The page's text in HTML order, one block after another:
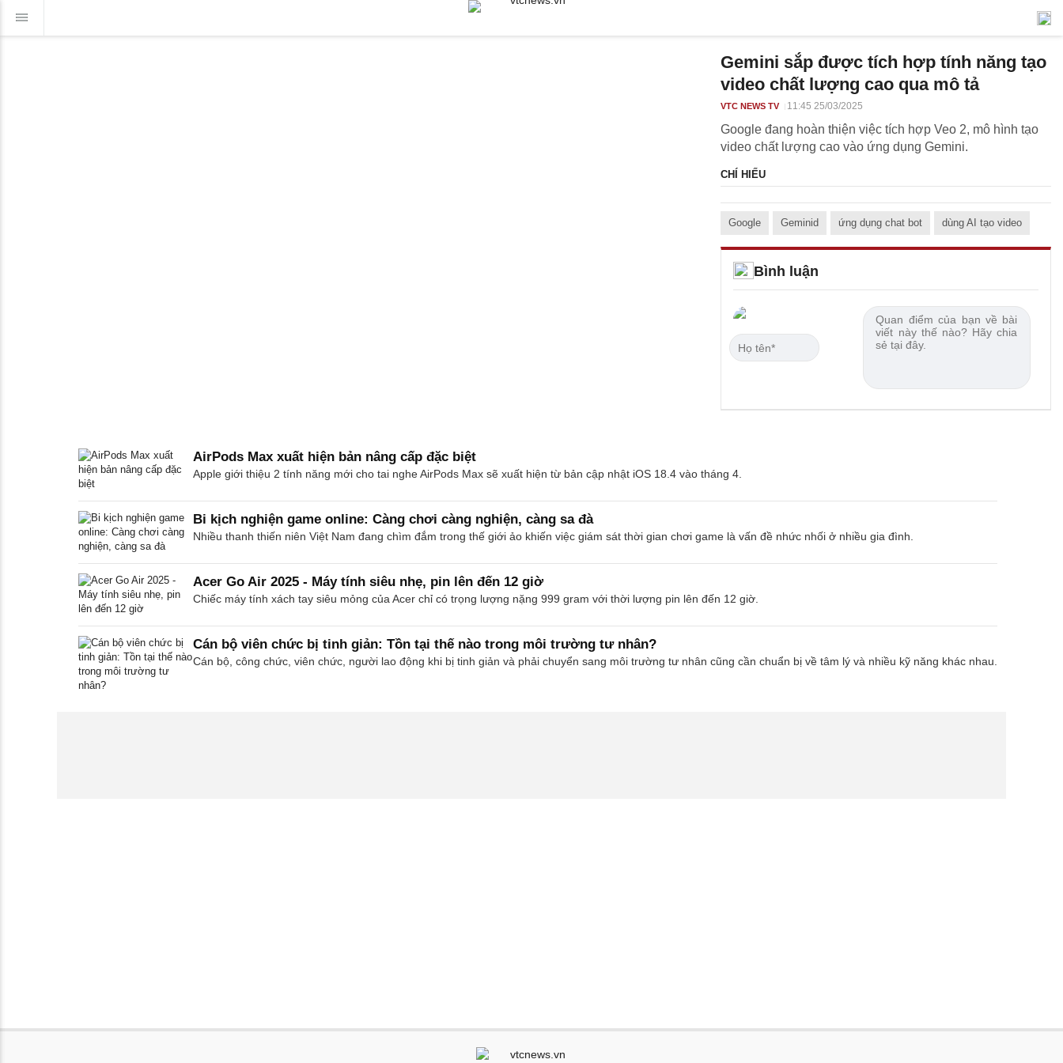
Gemini sắp được tích hợp tính năng tạo
video chất lượng cao qua mô tả
VTC NEWS TV 11:45 25/03/2025
Google đang hoàn thiện việc tích hợp Veo 2, mô hình tạo
video chất lượng cao vào ứng dụng Gemini.
CHÍ HIẾU
Google Geminid ứng dụng chat bot dùng AI tạo video
Bình luận
AirPods Max xuất hiện bản nâng cấp đặc biệt
Apple giới thiệu 2 tính năng mới cho tai nghe AirPods Max sẽ xuất hiện từ bản cập nhật iOS 18.4 vào tháng 4.
Bi kịch nghiện game online: Càng chơi càng nghiện, càng sa đà
Nhiều thanh thiến niên Việt Nam đang chìm đắm trong thế giới ảo khiến việc giám sát thời gian chơi game là vấn đề nhức nhối ở nhiều gia đình.
Acer Go Air 2025 - Máy tính siêu nhẹ, pin lên đến 12 giờ
Chiếc máy tính xách tay siêu mỏng của Acer chỉ có trọng lượng nặng 999 gram với thời lượng pin lên đến 12 giờ.
Cán bộ viên chức bị tinh giản: Tồn tại thế nào trong môi trường tư nhân?
Cán bộ, công chức, viên chức, người lao động khi bị tinh giản và phải chuyển sang môi trường tư nhân cũng cần chuẩn bị về tâm lý và nhiều kỹ năng khác nhau.